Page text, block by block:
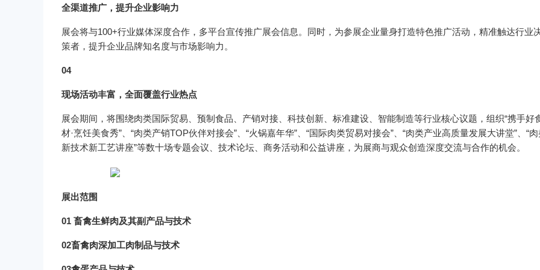
全渠道推广，提升企业影响力
展会将与100+行业媒体深度合作，多平台宣传推广展会信息。同时，为参展企业量身打造特色推广活动，精准触达行业
策者，提升企业品牌知名度与市场影响力。
04
现场活动丰富，全面覆盖行业热点
展会期间，将围绕肉类国际贸易、预制食品、产销对接、科技创新、标准建设、智能制造等行业核心议题，组织“携手好
材·烹饪美食秀”、“肉类产销TOP伙伴对接会”、“火锅嘉年华”、“国际肉类贸易对接会”、“肉类产业高质量发展大讲堂”、“
新技术新工艺讲座”等数十场专题会议、技术论坛、商务活动和公益讲座，为展商与观众创造深度交流与合作的机会。
展出范围
01 畜禽生鲜肉及其副产品与技术
02畜禽肉深加工肉制品与技术